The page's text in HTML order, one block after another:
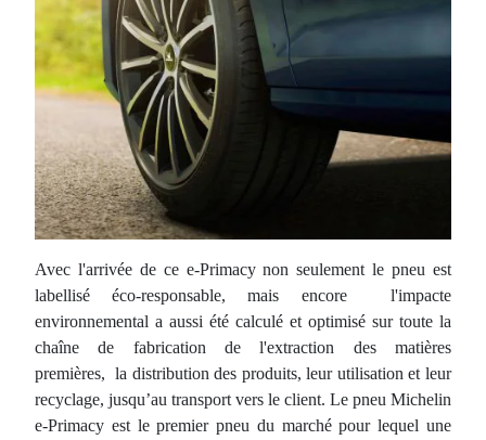
Avec l'arrivée de ce e-Primacy non seulement le pneu est
labellisé éco-responsable, mais encore l'impacte
environnemental a aussi été calculé et optimisé sur toute la
chaîne de fabrication de l'extraction des matières
premières, la distribution des produits, leur utilisation et leur
recyclage, jusqu’au transport vers le client. Le pneu Michelin
e-Primacy est le premier pneu du marché pour lequel une